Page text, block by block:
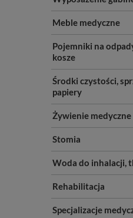
Meble medyczne
Pojemniki na
kosze
Środki czystości,
papiery
Żywienie medyczne
Stomia
Woda do inhalacji,
Rehabilitacja
Specjalizacje